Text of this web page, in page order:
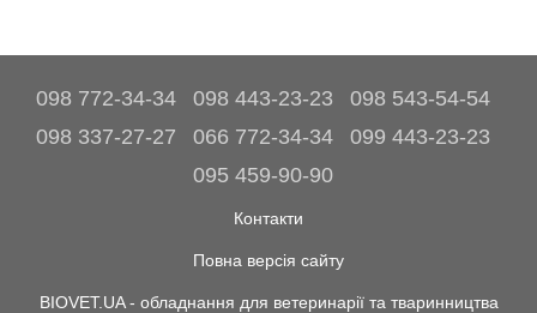
098 772-34-34 098 443-23-23
098 543-54-54
098 337-27-27
066 772-34-34
099 443-23-23
095 459-90-90
Контакти
Повна версія сайту
BIOVET.UA - обладнання для ветеринарії та тваринництва